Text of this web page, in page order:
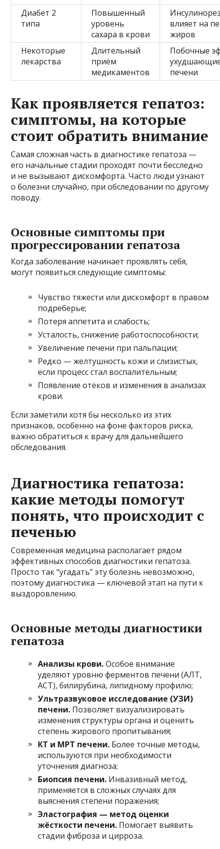
Диабет 2
типа
Повышенный
уровень
сахара в крови
влияет на
жиров
Некоторые
лекарства
Длительный
приём
медикаментов
Побочные
печени
Как проявляется гепатоз:
симптомы, на которые
стоит обратить внимание
Самая сложная часть в диагностике гепатоза —
его начальные стадии проходят почти бесследно
и не вызывают дискомфорта. Часто люди узнают
о болезни случайно, при обследовании по другому
поводу.
Основные симптомы при
прогрессировании гепатоза
Когда заболевание начинает проявлять себя,
могут появиться следующие симптомы:
Чувство тяжести или дискомфорт в правом
подреберье;
Потеря аппетита и слабость;
Усталость, снижение работоспособности;
Увеличение печени при пальпации;
Редко — желтушность кожи и слизистых,
если процесс стал воспалительным;
Появление отёков и изменения в анализах
крови.
Если заметили хотя бы несколько из этих
признаков, особенно на фоне факторов риска,
важно обратиться к врачу для дальнейшего
обследования.
Диагностика гепатоза:
какие методы помогут
понять, что происходит с
печенью
Современная медицина располагает рядом
эффективных способов диагностики гепатоза.
Просто так “угадать” эту болезнь невозможно,
поэтому диагностика — ключевой этап на пути к
выздоровлению.
Основные методы диагностики
гепатоза
Анализы крови.Особое внимание
уделяют уровню ферментов печени (АЛТ,
АСТ), билирубина, липидному профилю;
Ультразвуковое исследование (УЗИ)
печени. Позволяет визуализировать
изменения структуры органа и оценить
степень жирового пропитывания;
КТ и МРТ печени. Более точные методы,
используются при необходимости
уточнения диагноза;
Биопсия печени. Инвазивный метод,
применяется в сложных случаях для
выяснения степени поражения;
Эластография — метод оценки
жёсткости печени. Помогает выявить
стадии фиброза и цирроза.